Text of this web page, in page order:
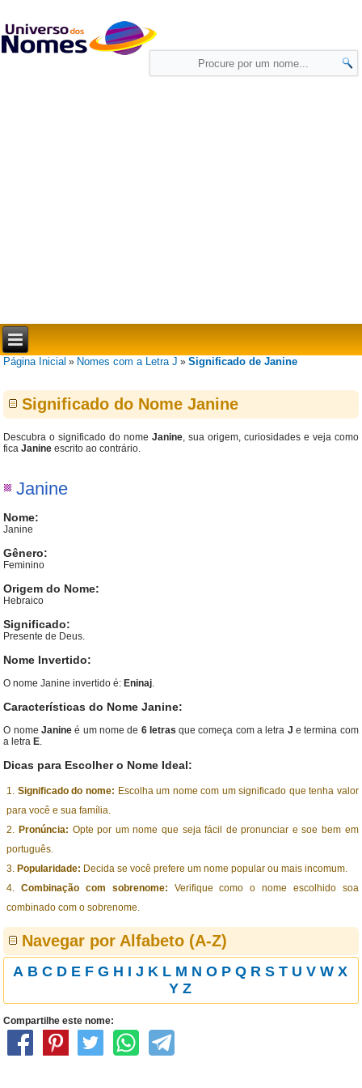
Página Inicial » Nomes com a Letra J »Significado de Janine
Significado do Nome Janine
Descubra o significado do nomeJanine, sua origem, curiosidades e veja como
ficaJanine escrito ao contrário.
Janine
Nome:
Janine
Gênero:
Feminino
Origem do Nome:
Hebraico
Significado:
Presente de Deus.
Nome Invertido:
O nome Janine invertido é: Eninaj.
Características do Nome Janine:
O nomeJanine é um nome de 6 letras que começa com a letra J e termina com
a letra E.
Dicas para Escolher o Nome Ideal:
Significado do nome: Escolha um nome com um significado que tenha valor
para você e sua família.
Pronúncia: Opte por um nome que seja fácil de pronunciar e soe bem em
português.
Popularidade: Decida se você prefere um nome popular ou mais incomum.
Combinação com sobrenome: Verifique como o nome escolhido soa
combinado com o sobrenome.
Navegar por Alfabeto (A-Z)
A B C D E F G H I J K L M N O P Q R S T U V W X
Y Z
Compartilhe este nome: